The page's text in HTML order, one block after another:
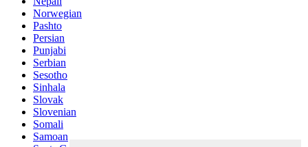
Norwegian
Pashto
Persian
Punjabi
Serbian
Sesotho
Sinhala
Slovak
Slovenian
Somali
Samoan